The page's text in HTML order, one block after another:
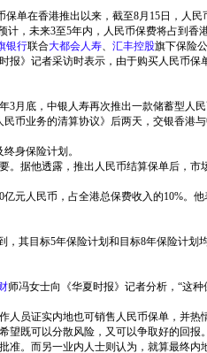
单在香港推出以来，截至8月15日，人
，未来3至5年内，人民币保费将占到香港
银行联合大都会人寿、 汇丰控股旗下保险
》记者采访时表示，由于购买人民币
月底，中银人寿再次推出一款储蓄型
币业务的清算协议》后两天，交银香港
身保险计划。
据他透露，推出人民币结算保单后，
元人民币，占全港总保费收入的10%
其目标5年保险计划和目标8年保险计
师冯女士向《华夏时报》记者分析，“这
人员证实内地也可销售人民币保单，并
既可以分散风险，又可以争取好的回报。
。而另一业内人士则认为，就算最终